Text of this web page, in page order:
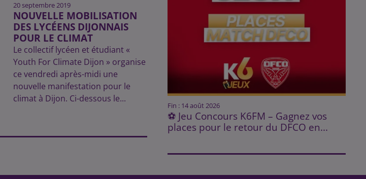
20 septembre 2019
NOUVELLE MOBILISATION
DES LYCÉENS DIJONNAIS
POUR LE CLIMAT
Le collectif lycéen et étudiant «
Youth For Climate Dijon » organise
ce vendredi après-midi une
nouvelle manifestation pour le
climat à Dijon. Ci-dessous le...
Fin : 14 août 2026
⚽ Jeu Concours K6FM – Gagnez vos
places pour le retour du DFCO en...